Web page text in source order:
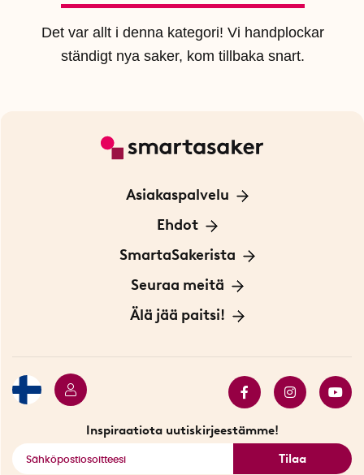
Det var allt i denna kategori! Vi handplockar
ständigt nya saker, kom tillbaka snart.
Asiakaspalvelu
Ota yhteyttä
Ehdot
Tietoa evästeistä
Yksityisyydensuoja
Sopimusehdot
SmartaSakerista
Meistä
Myymälä Tukholmassa
Seuraa meitä
Innovaattoriblogi
Älä jää paitsi!
Inspiraatiota uutiskirjeestämme!
Tilaa